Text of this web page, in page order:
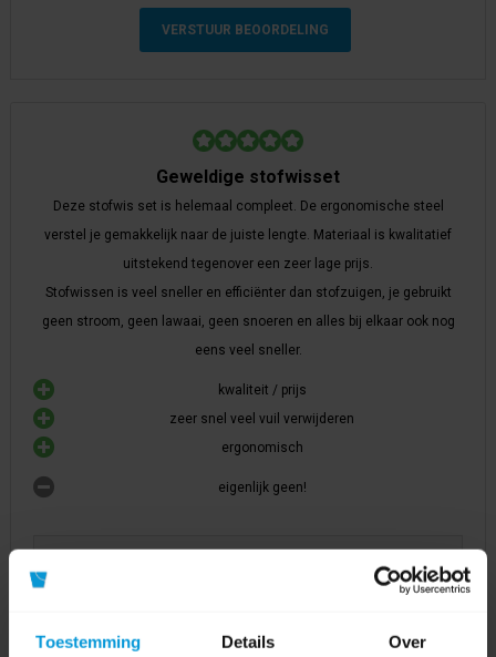
Toestemming Details Over
Geweldige stofwisset
Deze stofwis set is helemaal compleet. De ergonomische steel
verstel je gemakkelijk naar de juiste lengte. Materiaal is kwalitatief
uitstekend tegenover een zeer lage prijs.
Stofwissen is veel sneller en efficiënter dan stofzuigen, je gebruikt
geen stroom, geen lawaai, geen snoeren en alles bij elkaar ook nog
eens veel sneller.
kwaliteit / prijs
zeer snel veel vuil verwijderen
ergonomisch
eigenlijk geen!